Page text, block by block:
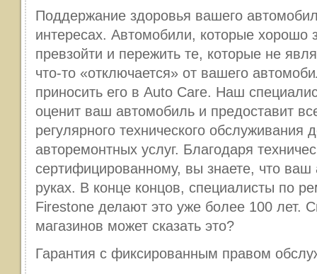
Поддержание здоровья вашего
интересах. Автомобили, которые хорошо
превзойти и пережить те, которые не
что-то «отключается» от вашего
приносить его в Auto Care. Наш
оценит ваш автомобиль и предоставит
регулярного технического обслуживания
авторемонтных услуг. Благодаря
сертифицированному, вы знаете, что
руках. В конце концов, специалисты по
Firestone делают это уже более 100 лет.
магазинов может сказать это?
Гарантия с фиксированным правом